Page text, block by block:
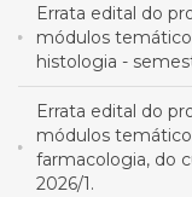
Errata edital do
módulos
histologia -
Errata edital do
módulos
farmacologia, do
2026/1.